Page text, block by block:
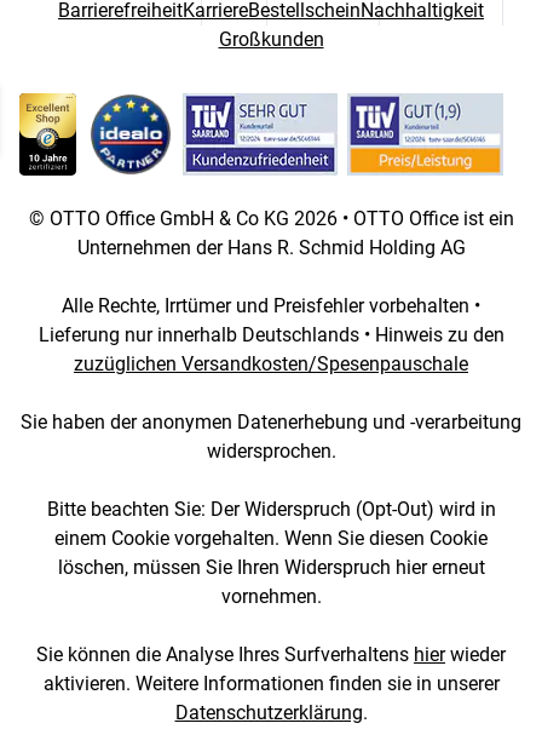
BarrierefreiheitKarriereBestellscheinNachhaltigkeit
Großkunden
© OTTO Office GmbH & Co KG 2026 • OTTO Office ist ein
Unternehmen der Hans R. Schmid Holding AG
Alle Rechte, Irrtümer und Preisfehler vorbehalten •
Lieferung nur innerhalb Deutschlands • Hinweis zu den
zuzüglichen Versandkosten/Spesenpauschale
Sie haben der anonymen Datenerhebung und -verarbeitung
widersprochen.
Bitte beachten Sie: Der Widerspruch (Opt-Out) wird in
einem Cookie vorgehalten. Wenn Sie diesen Cookie
löschen, müssen Sie Ihren Widerspruch hier erneut
vornehmen.
Sie können die Analyse Ihres Surfverhaltens hierwieder
aktivieren. Weitere Informationen finden sie in unserer
Datenschutzerklärung.